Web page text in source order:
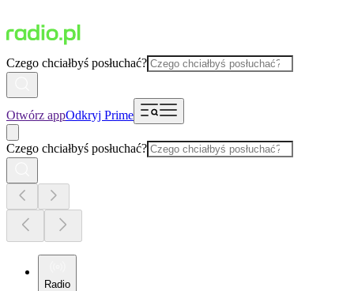
Czego chciałbyś posłuchać?
Otwórz appOdkryj Prime
Czego chciałbyś posłuchać?
Radio